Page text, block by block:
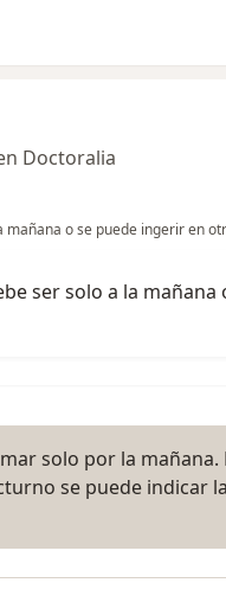
Doctoralia
o se puede ingerir en
ser solo a la mañana
solo por la mañana.
se puede indicar